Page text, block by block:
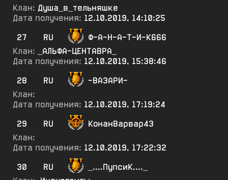
Клан: Душа_в_тельняшке
Дата получения: 12.10.2019, 14:10:25
27
RU
Ф-А-Н-А-Т-И-К666
Клан:
_АЛЬФА-ЦЕНТАВРА_
Дата получения: 12.10.2019, 15:38:46
28
RU
-ВАЗАРИ-
Клан:
Дата получения: 12.10.2019, 17:19:24
29
RU
КонанВарвар43
Клан:
Дата получения: 12.10.2019, 17:22:32
30
RU
_....ПупсиК...._